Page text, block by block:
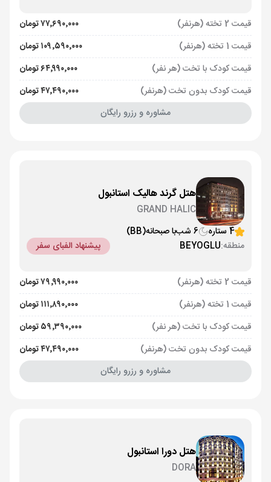
قیمت 2 تخته (هرنفر)
۷۷٬۶۹۰٬۰۰۰ تومان
قیمت 1 تخته (هرنفر)
۱۰۹٬۵۹۰٬۰۰۰ تومان
قیمت کودک با تخت (هر نفر)
۶۴٬۹۹۰٬۰۰۰ تومان
قیمت کودک بدون تخت (هرنفر)
۴۷٬۴۹۰٬۰۰۰ تومان
مشاوره و رزرو رایگان
هتل گرند هالیک استانبول
GRAND HALIC
4 ستاره
6 شب با صبحانه(BB)
منطقه:BEYOGLU پیشنهاد الفبای سفر
قیمت 2 تخته (هرنفر)
۷۹٬۹۹۰٬۰۰۰ تومان
قیمت 1 تخته (هرنفر)
۱۱۱٬۸۹۰٬۰۰۰ تومان
قیمت کودک با تخت (هر نفر)
۵۹٬۳۹۰٬۰۰۰ تومان
قیمت کودک بدون تخت (هرنفر)
۴۷٬۴۹۰٬۰۰۰ تومان
مشاوره و رزرو رایگان
هتل دورا استانبول
DORA